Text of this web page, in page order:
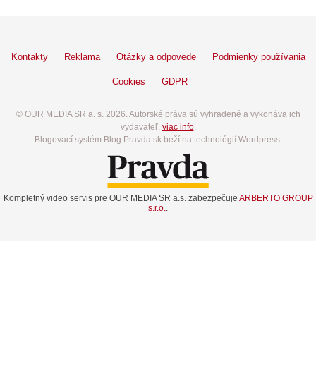
Kontakty Reklama Otázky a odpovede Podmienky používania
Cookies GDPR
© OUR MEDIA SR a. s. 2026. Autorské práva sú vyhradené a vykonáva ich
vydavateľ, viac info.
Blogovací systém Blog.Pravda.sk beží na technológií Wordpress.
Kompletný video servis pre OUR MEDIA SR a.s. zabezpečuje ARBERTO GROUP
s.r.o..